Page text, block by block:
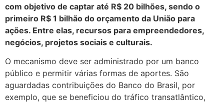
com objetivo de captar até R$ 20 bilhões, sendo o
primeiro R$ 1 bilhão do orçamento da União para
ações. Entre elas, recursos para empreendedores,
negócios, projetos sociais e culturais.
O mecanismo deve ser administrado por um banco
público e permitir várias formas de aportes. São
aguardadas contribuições do Banco do Brasil, por
exemplo, que se beneficiou do tráfico transatlântico,